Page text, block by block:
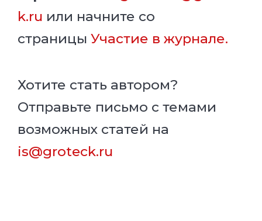
k.ru или начните со
страницы Участие в журнале.
Хотите стать автором?
Отправьте письмо с темами
возможных статей на
is@groteck.ru